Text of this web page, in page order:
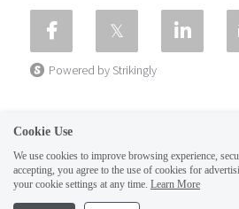
Powered by Strikingly
This website is built with
Cookie Use
We use cookies to improve browsing experience,
accepting, you agree to the use of cookies for
your cookie settings at any time. Learn More